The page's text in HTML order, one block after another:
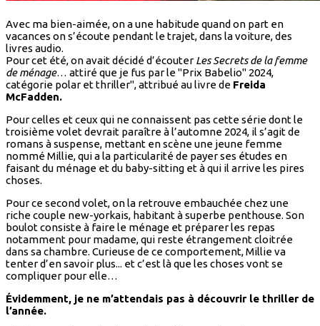
Avec ma bien-aimée, on a une habitude quand on part en
vacances on s’écoute pendant le trajet, dans la voiture, des
livres audio.
Pour cet été, on avait décidé d’écouterLes Secrets de la femme
de ménage… attiré que je fus par le "Prix Babelio" 2024,
catégorie polar et thriller", attribué au livre de Freida
McFadden.
Pour celles et ceux qui ne connaissent pas cette série dont le
troisième volet devrait paraître à l’automne 2024, il s’agit de
romans à suspense, mettant en scène une jeune femme
nommé Millie, qui a la particularité de payer ses études en
faisant du ménage et du baby-sitting et à qui il arrive les pires
choses.
Pour ce second volet, on la retrouve embauchée chez une
riche couple new-yorkais, habitant à superbe penthouse. Son
boulot consiste à faire le ménage et préparer les repas
notamment pour madame, qui reste étrangement cloitrée
dans sa chambre. Curieuse de ce comportement, Millie va
tenter d’en savoir plus... et c’est là que les choses vont se
compliquer pour elle…
Évidemment, je ne m’attendais pas à découvrir le thriller de
l’année.